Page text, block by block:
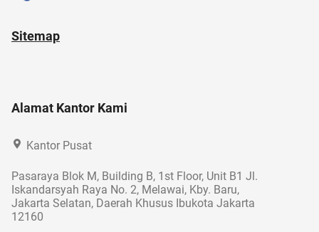
Sitemap
Alamat Kantor Kami
Kantor Pusat
Pasaraya Blok M, Building B, 1st Floor, Unit B1 Jl.
Iskandarsyah Raya No. 2, Melawai, Kby. Baru,
Jakarta Selatan, Daerah Khusus Ibukota Jakarta
12160